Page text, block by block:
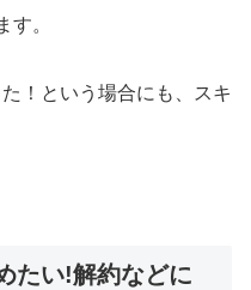
す。
！という場合にも、スキ
たい!解約などに